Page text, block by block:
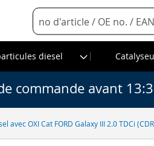
Rechercher
diesel
avec OXI Cat FORD Galaxy III 2.0 TDCi
commande avant